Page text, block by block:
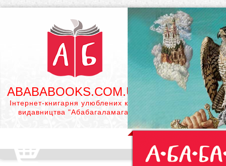
ABABABOOKS.COM.UA
Інтернет-книгарня улюблених книг
видавництва "Абабагаламага"